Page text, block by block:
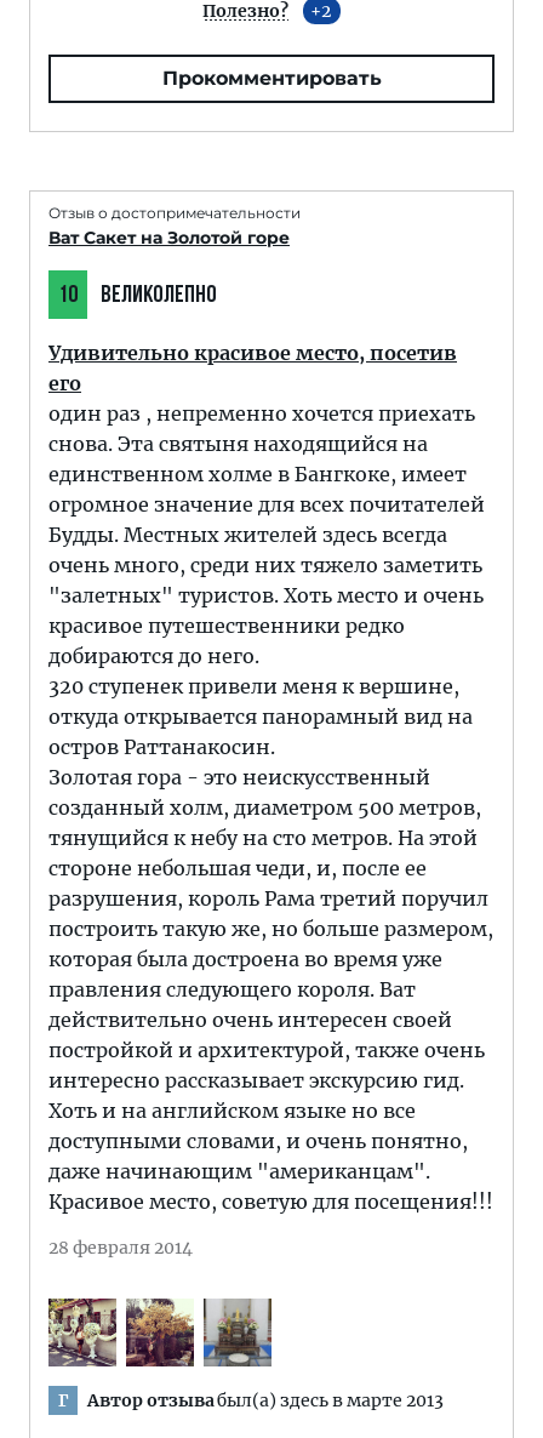
Полезно? 2
Прокомментировать
Отзыв о достопримечательности
Ват Сакет на Золотой горе
10 ВЕЛИКОЛЕПНО
Удивительно красивое место, посетив
его
один раз , непременно хочется приехать
снова. Эта святыня находящийся на
единственном холме в Бангкоке, имеет
огромное значение для всех почитателей
Будды. Местных жителей здесь всегда
очень много, среди них тяжело заметить
"залетных" туристов. Хоть место и очень
красивое путешественники редко
добираются до него.
320 ступенек привели меня к вершине,
откуда открывается панорамный вид на
остров Раттанакосин.
Золотая гора - это неискусственный
созданный холм, диаметром 500 метров,
тянущийся к небу на сто метров. На этой
стороне небольшая чеди, и, после ее
разрушения, король Рама третий поручил
построить такую же, но больше размером,
которая была достроена во время уже
правления следующего короля. Ват
действительно очень интересен своей
постройкой и архитектурой, также очень
интересно рассказывает экскурсию гид.
Хоть и на английском языке но все
доступными словами, и очень понятно,
даже начинающим "американцам".
Красивое место, советую для посещения!!!
28 февраля 2014
Г Автор отзывабыл(а) здесь в марте 2013